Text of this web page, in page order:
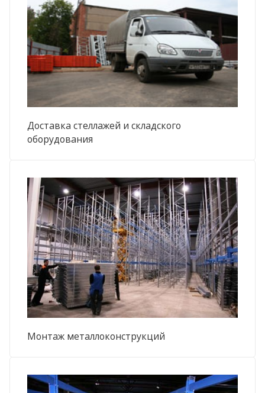
Доставка стеллажей и складского
оборудования
Монтаж металлоконструкций